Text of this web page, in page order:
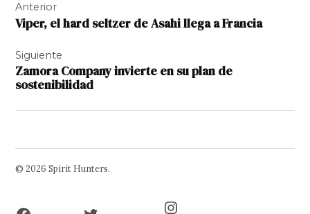
de
entradas
Anterior
Viper, el hard seltzer de Asahi llega a Francia
Siguiente
Zamora Company invierte en su plan de
sostenibilidad
© 2026 Spirit Hunters.